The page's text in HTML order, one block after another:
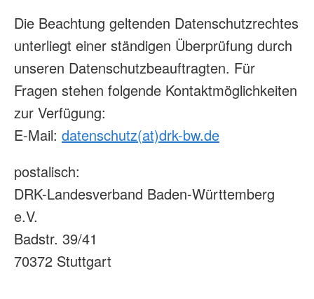
Ablauf
Download
Impressum
Barrierefreiheitserklärung
Datenschutzerklärung
FAQs
Die Beachtung geltenden Datenschutzrechtes
unterliegt einer ständigen Überprüfung durch
unseren Datenschutzbeauftragten. Für
Fragen stehen folgende Kontaktmöglichkeiten
zur Verfügung:
E-Mail: datenschutz(at)drk-bw.de
postalisch:
DRK-Landesverband Baden-Württemberg
e.V.
Badstr. 39/41
70372 Stuttgart